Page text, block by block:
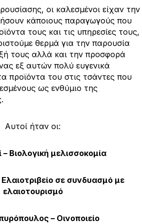
οι καλεσμένοι είχαν την
κάποιους παραγωγούς που
τους και τις υπηρεσίες τους,
θερμά για την παρουσία
τους αλλά και την προσφορά
εξ αυτών πολύ ευγενικά
προϊόντα του στις τσάντες που
ως ενθύμιο της
Αυτοί ήταν οι:
– Βιολογική μελισσοκομία
σε συνδυασμό με
ελαιοτουρισμό
– Οινοποιείο